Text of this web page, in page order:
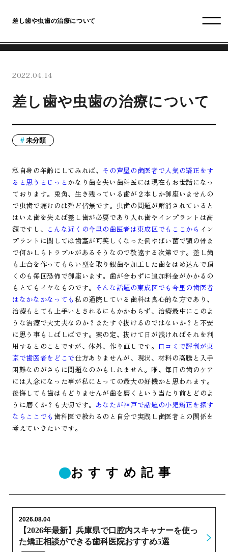
差し歯や虫歯の治療について
2022.04.14
差し歯や虫歯の治療について
未分類
私自身の年齢にしてみれば、 その芦屋の歯医者で人気の矯正をす
ると思うとじっと かなり歯を失い歯科医には現在もお世話になっ
ております。兎角、生き残っている歯が２本しか御座いませんの
で虫歯で痛むのは殆ど皆無です。虫歯の問題が解消されていると
はいえ歯を失えば差し歯が必要であり入れ歯やインプラントは高
額ですし、
こんな近くの今里の歯医者は東成区でもここから イン
プラントに関しては歯茎が可笑しくなった例やばい菌で顎の骨ま
で何かしらトラブルがあるそうなので敬遠する次第です。差し歯
も土台を作ってもらい型を取り銀歯や加工した歯をはめ込んで頂
くのも毎回恐怖で御座います。歯が合わずに追加料金がかかるの
もとてもイヤなものです。 そんな話題の東成区でも今里の歯医者
はなかなかなっても 私の通院している歯科は良心的な方であり、
治療もとても上手いとされるにもかかわらず、治療最中にこのよ
うな治療で大丈夫なのか？またすぐ抜けるのではないか？と不安
に思う事もしばしばです。案の定、抜けて日が浅ければそれを利
用するとのことですが、体外、作り直しです。 口コミで評判が東
京で歯医者をどこで仕方ありませんが、現状、材料の高騰と入手
困難なのがさらに問題なのかもしれません。唯、毎日の歯のケア
には入念になった事が私にとっての最大の好機かと思われます。
後悔しても歯はもどりませんが歯を磨くという当たり前とどのよ
うに磨くか？も大切です。 あなたが神戸で話題の小児矯正を探す
ならここでも 歯科医で教わるのと自分で実践し歯医者との関係を
考えていきたいです。
おすすめ記事
【2026年最新】兵庫県で口腔内スキャナーを使っ
た矯正相談ができる歯科医院おすすめ5選
2026.08.04